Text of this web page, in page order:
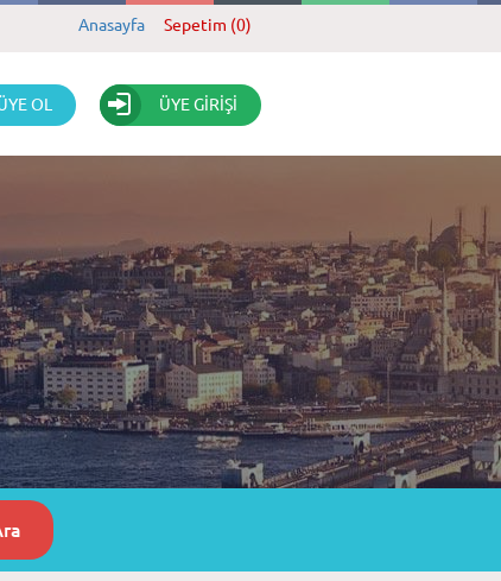
Anasayfa Sepetim (0)
OL ÜYE GİRİŞİ